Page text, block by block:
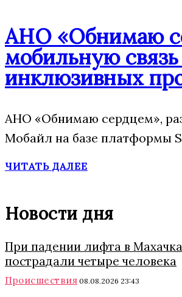
АНО «Обнимаю
мобильную
инклюзивных
АНО «Обнимаю сердцем»,
Мобайл на базе платформы
ЧИТАТЬ ДАЛЕЕ
Новости дня
При падении лифта в
пострадали четыре человека
Происшествия 08.08.2026 23:43